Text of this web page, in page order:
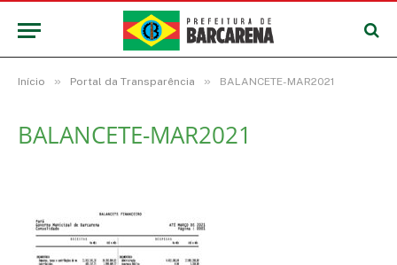
Início » Portal da Transparência » BALANCETE-MAR2021
BALANCETE-MAR2021